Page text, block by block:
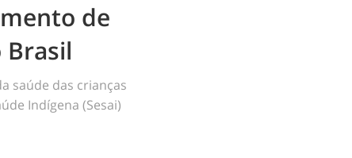
de
Brasil
saúde das crianças
Indígena (Sesai)